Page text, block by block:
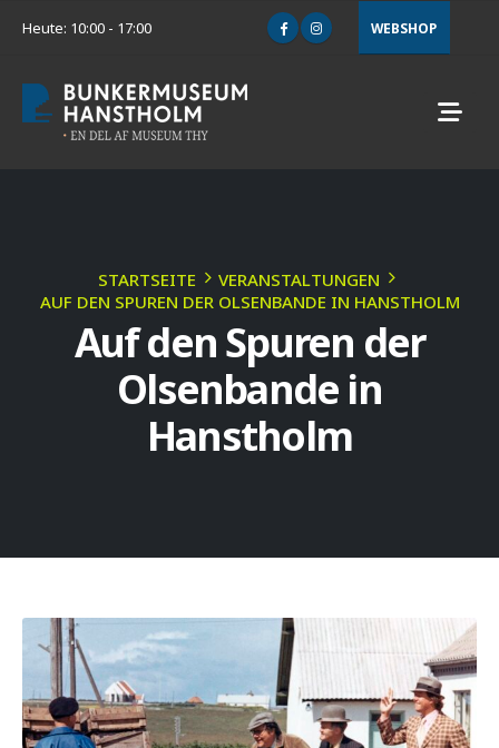
Heute: 10:00 - 17:00 WEBSHOP
STARTSEITE
VERANSTALTUNGEN
AUF DEN SPUREN DER OLSENBANDE IN HANSTHOLM
Auf den Spuren der
Olsenbande in
Hanstholm